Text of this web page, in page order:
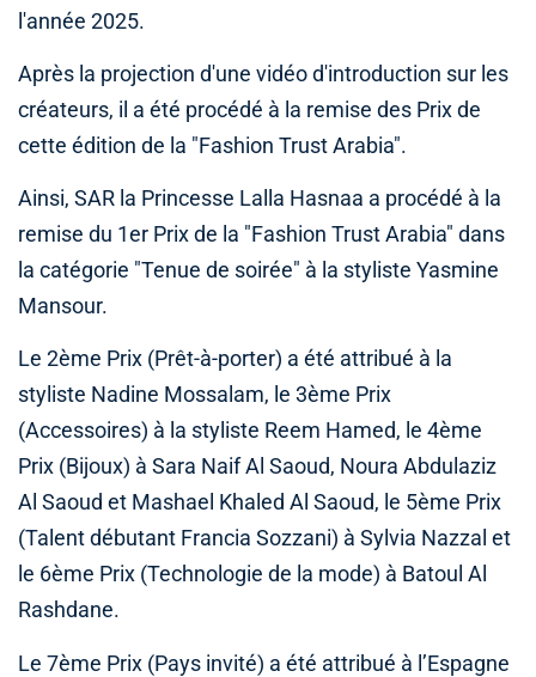
l'année 2025.
Après la projection d'une vidéo d'introduction sur les
créateurs, il a été procédé à la remise des Prix de
cette édition de la "Fashion Trust Arabia".
Ainsi, SAR la Princesse Lalla Hasnaa a procédé à la
remise du 1er Prix de la "Fashion Trust Arabia" dans
la catégorie "Tenue de soirée" à la styliste Yasmine
Mansour.
Le 2ème Prix (Prêt-à-porter) a été attribué à la
styliste Nadine Mossalam, le 3ème Prix
(Accessoires) à la styliste Reem Hamed, le 4ème
Prix (Bijoux) à Sara Naif Al Saoud, Noura Abdulaziz
Al Saoud et Mashael Khaled Al Saoud, le 5ème Prix
(Talent débutant Francia Sozzani) à Sylvia Nazzal et
le 6ème Prix (Technologie de la mode) à Batoul Al
Rashdane.
Le 7ème Prix (Pays invité) a été attribué à l’Espagne